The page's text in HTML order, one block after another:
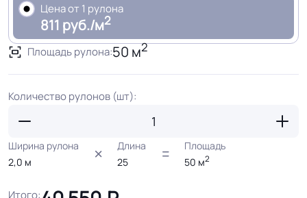
Цена от 1 рулона
811 руб./м2
Площадь рулона:50 м2
Количество рулонов (шт):
Ширина рулона
2,0 м
Длина
25
Площадь
50 м2
Итого: